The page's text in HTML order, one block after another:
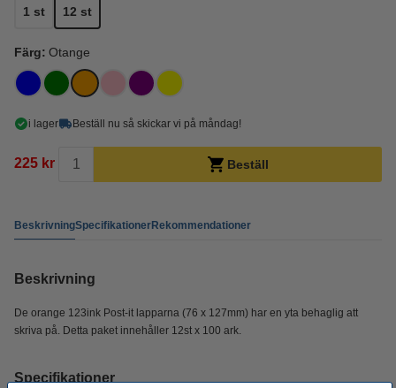
1 st 12 st
Färg: Otange
i lager Beställ nu så skickar vi på måndag!
225 kr Beställ
BeskrivningSpecifikationerRekommendationer
Beskrivning
De orange 123ink Post-it lapparna (76 x 127mm) har en yta behaglig att
skriva på. Detta paket innehåller 12st x 100 ark.
Specifikationer